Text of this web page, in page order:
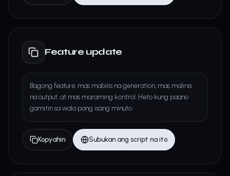
Feature update
Bagong feature: mas mabilis na generation, mas malinis
na output, at mas maraming kontrol. Heto kung paano
gamitin sa wala pang isang minuto.
Kopyahin Subukan ang script na ito